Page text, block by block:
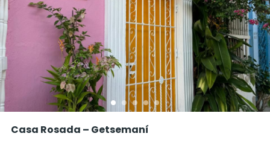
Casa Rosada – Getsemaní